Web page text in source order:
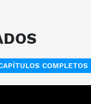
COMPLETOS